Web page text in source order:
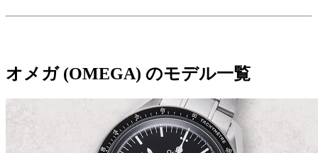
オメガ (OMEGA) のモデル一覧